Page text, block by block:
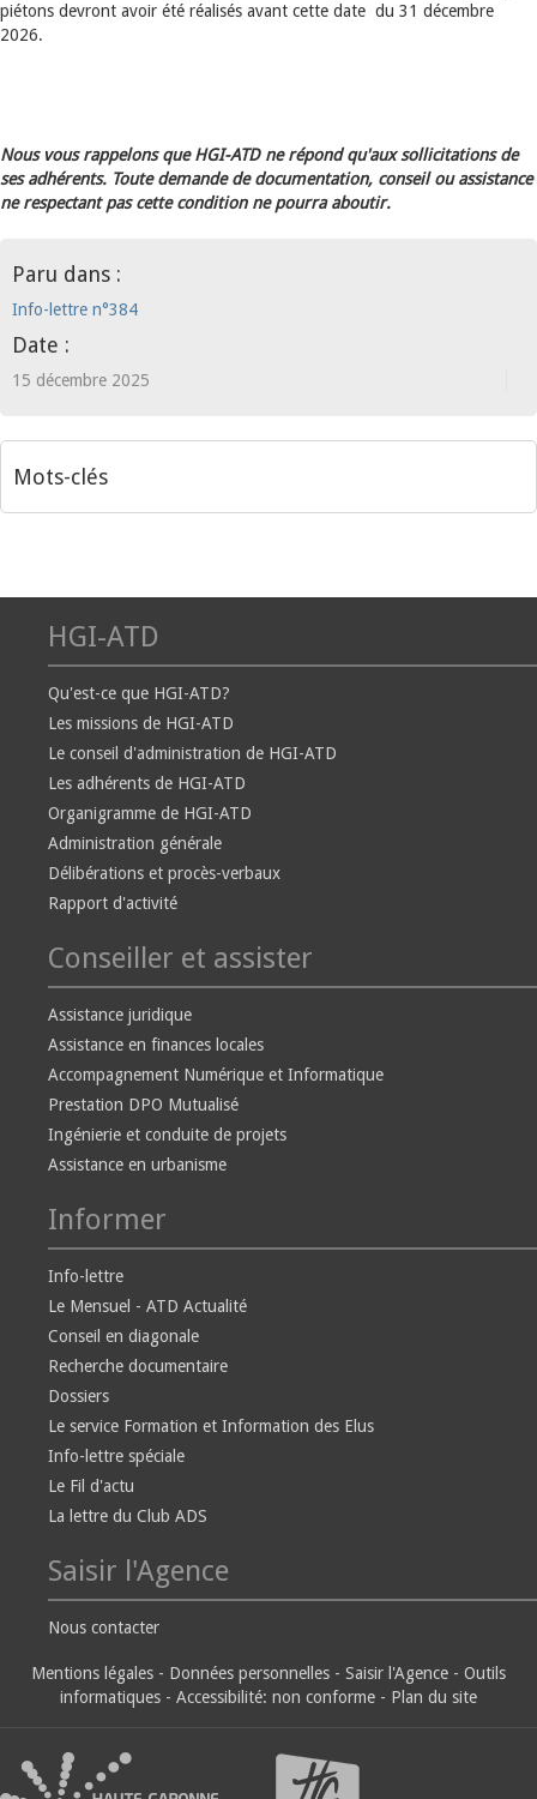
piétons devront avoir été réalisés avant cette date du 31 décembre
2026.
Nous vous rappelons que HGI-ATD ne répond qu'aux sollicitations de
ses adhérents. Toute demande de documentation, conseil ou assistance
ne respectant pas cette condition ne pourra aboutir.
Paru dans :
Info-lettre n°384
Date :
15 décembre 2025
Mots-clés
HGI-ATD
Qu'est-ce que HGI-ATD?
Les missions de HGI-ATD
Le conseil d'administration de HGI-ATD
Les adhérents de HGI-ATD
Organigramme de HGI-ATD
Administration générale
Délibérations et procès-verbaux
Rapport d'activité
Conseiller et assister
Assistance juridique
Assistance en finances locales
Accompagnement Numérique et Informatique
Prestation DPO Mutualisé
Ingénierie et conduite de projets
Assistance en urbanisme
Informer
Info-lettre
Le Mensuel - ATD Actualité
Conseil en diagonale
Recherche documentaire
Dossiers
Le service Formation et Information des Elus
Info-lettre spéciale
Le Fil d'actu
La lettre du Club ADS
Saisir l'Agence
Nous contacter
Mentions légales - Données personnelles - Saisir l'Agence - Outils
informatiques - Accessibilité: non conforme - Plan du site